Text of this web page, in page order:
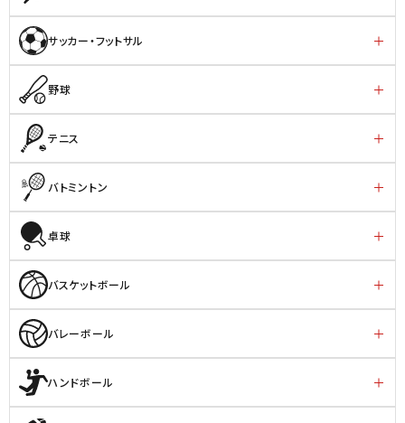
サッカー・フットサル
野球
テニス
バトミントン
卓球
バスケットボール
バレーボール
ハンドボール